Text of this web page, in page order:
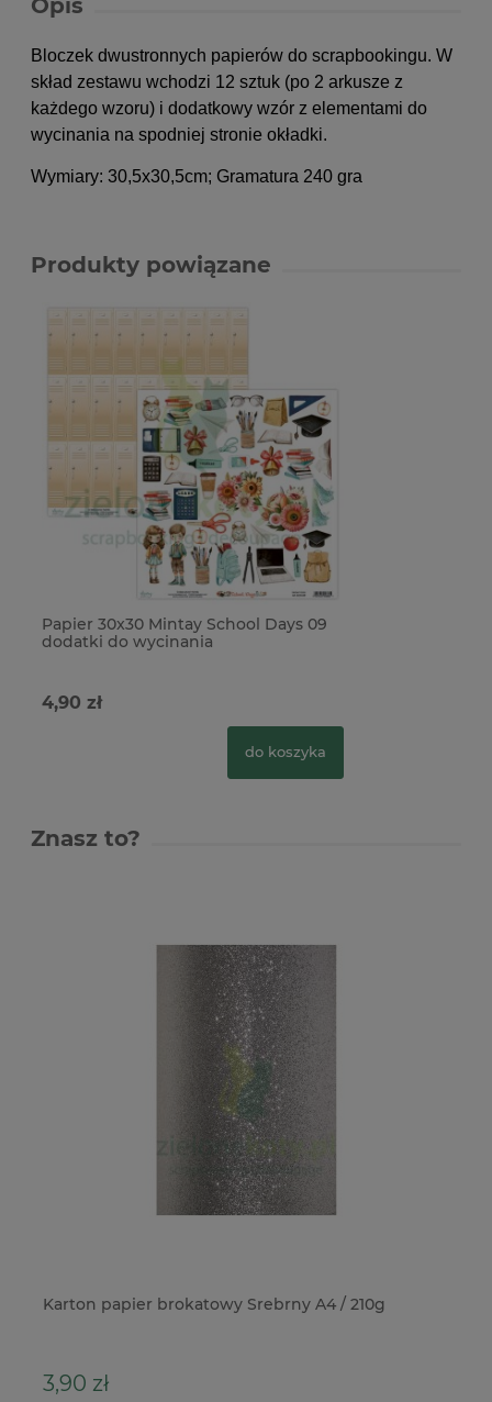
Opis
Bloczek dwustronnych papierów do scrapbookingu. W
skład zestawu wchodzi 12 sztuk (po 2 arkusze z
każdego wzoru) i dodatkowy wzór z elementami do
wycinania na spodniej stronie okładki.
Wymiary: 30,5x30,5cm; Gramatura 240 gra
Produkty powiązane
Papier 30x30 Mintay School Days 09
dodatki do wycinania
4,90 zł
do koszyka
Znasz to?
Karton papier brokatowy Srebrny A4 / 210g
3,90 zł